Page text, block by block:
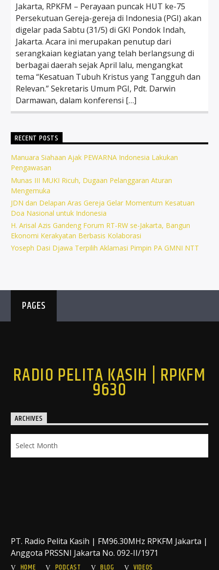
Jakarta, RPKFM – Perayaan puncak HUT ke-75
Persekutuan Gereja-gereja di Indonesia (PGI) akan
digelar pada Sabtu (31/5) di GKI Pondok Indah,
Jakarta. Acara ini merupakan penutup dari
serangkaian kegiatan yang telah berlangsung di
berbagai daerah sejak April lalu, mengangkat
tema “Kesatuan Tubuh Kristus yang Tangguh dan
Relevan.” Sekretaris Umum PGI, Pdt. Darwin
Darmawan, dalam konferensi […]
RECENT POSTS
Manuara Siahaan Ajak PEWARNA Indonesia Lakukan
Pengawasan
Munas III MUKI Ricuh, Dugaan Pelanggaran Aturan
Mengemuka
JDN dan Delapan Aras Gereja Gelar Momentum Kesatuan
Doa Nasional untuk Indonesia
H. Arisal Azis Gandeng Forum RT-RW se-Jakarta, Bangun
Ekonomi Kerakyatan Berbasis Kolaborasi
Yoseph Dasi Djawa Terpilih Aklamasi Pimpin PA GMNI NTT
PAGES
RADIO PELITA KASIH | RPKFM
9630
ARCHIVES
PT. Radio Pelita Kasih | FM96.30MHz RPKFM Jakarta |
Anggota PRSSNI Jakarta No. 092-II/1971
HOME
PODCAST BLOG VIDEOS